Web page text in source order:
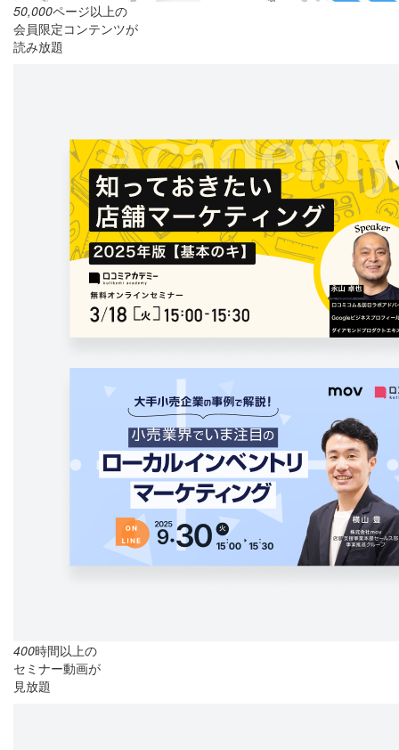
50,000ページ以上の
会員限定コンテンツが
読み放題
400時間以上の
セミナー動画が
見放題